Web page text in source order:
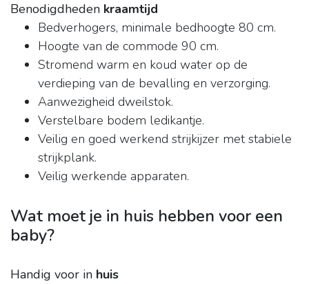
Benodigdheden kraamtijd
Bedverhogers, minimale bedhoogte 80 cm.
Hoogte van de commode 90 cm.
Stromend warm en koud water op de
verdieping van de bevalling en verzorging.
Aanwezigheid dweilstok.
Verstelbare bodem ledikantje.
Veilig en goed werkend strijkijzer met stabiele
strijkplank.
Veilig werkende apparaten.
Wat moet je in huis hebben voor een
baby?
Handig voor in huis